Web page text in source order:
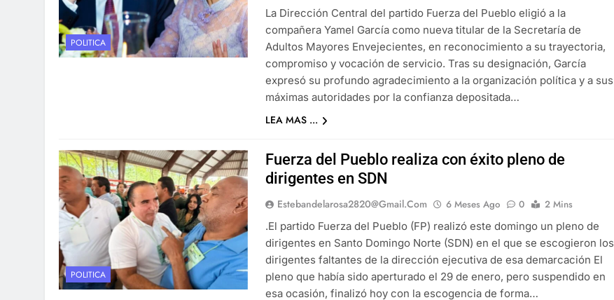
POLITICA
La Dirección Central del partido Fuerza del Pueblo eligió a la
compañera Yamel García como nueva titular de la Secretaría de
Adultos Mayores Envejecientes, en reconocimiento a su trayectoria,
compromiso y vocación de servicio. Tras su designación, García
expresó su profundo agradecimiento a la organización política y a sus
máximas autoridades por la confianza depositada…
LEA MAS ...
POLITICA
Fuerza del Pueblo realiza con éxito pleno de
dirigentes en SDN
Estebandelarosa2820@gmail.com 6 Meses Ago 0
2 Mins
.El partido Fuerza del Pueblo (FP) realizó este domingo un pleno de
dirigentes en Santo Domingo Norte (SDN) en el que se escogieron los
dirigentes faltantes de la dirección ejecutiva de esa demarcación El
pleno que había sido aperturado el 29 de enero, pero suspendido en
esa ocasión, finalizó hoy con la escogencia de forma…